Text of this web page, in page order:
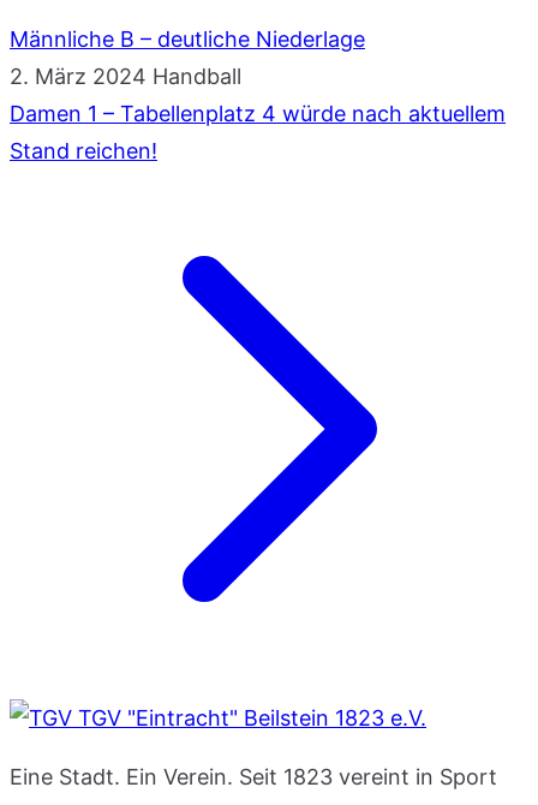
Männliche B – deutliche Niederlage
2. März 2024 Handball
Damen 1 – Tabellenplatz 4 würde nach aktuellem
Stand reichen!
TGV "Eintracht" Beilstein 1823 e.V.
Eine Stadt. Ein Verein. Seit 1823 vereint in Sport